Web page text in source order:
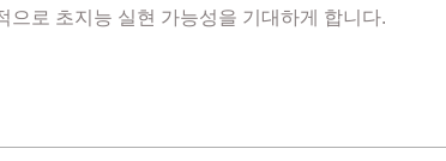
으로 초지능 실현 가능성을 기대하게 합니다.